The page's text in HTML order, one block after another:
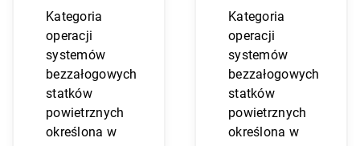
Kategoria
operacji
systemów
bezzałogowych
statków
powietrznych
określona w
Kategoria
operacji
systemów
bezzałogowych
statków
powietrznych
określona w